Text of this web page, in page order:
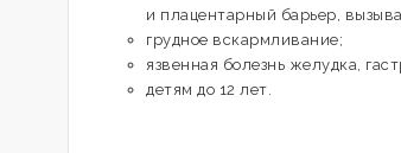
и плацентарный барьер,
грудное вскармливание;
язвенная болезнь желудка,
детям до 12 лет.